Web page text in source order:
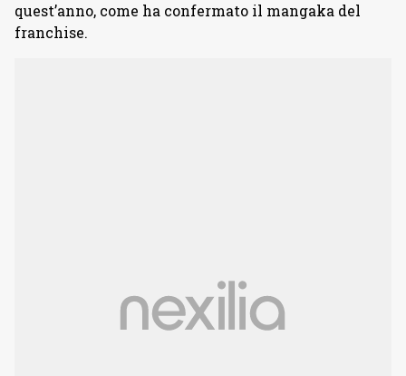
quest’anno, come ha confermato il mangaka del
franchise.